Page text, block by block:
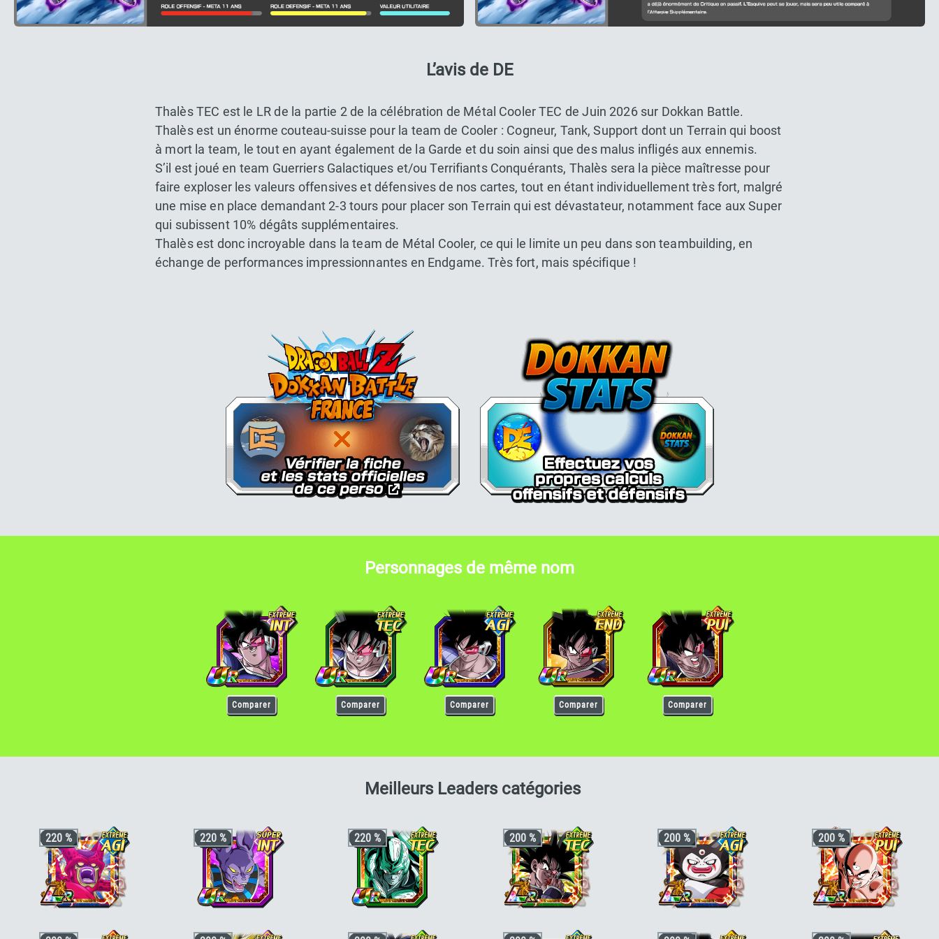
L’avis de DE
Thalès TEC est le LR de la partie 2 de la célébration de Métal Cooler TEC de Juin 2026 sur Dokkan Battle.
Thalès est un énorme couteau-suisse pour la team de Cooler : Cogneur, Tank, Support dont un Terrain qui boost
à mort la team, le tout en ayant également de la Garde et du soin ainsi que des malus infligés aux ennemis.
S’il est joué en team Guerriers Galactiques et/ou Terrifiants Conquérants, Thalès sera la pièce maîtresse pour
faire exploser les valeurs offensives et défensives de nos cartes, tout en étant individuellement très fort, malgré
une mise en place demandant 2-3 tours pour placer son Terrain qui est dévastateur, notamment face aux Super
qui subissent 10% dégâts supplémentaires.
Thalès est donc incroyable dans la team de Métal Cooler, ce qui le limite un peu dans son teambuilding, en
échange de performances impressionnantes en Endgame. Très fort, mais spécifique !
Dokkan Essentials x Dragon Ball Z Dokkan battle France
Personnages de même nom
Comparer Comparer Comparer Comparer Comparer
Meilleurs Leaders catégoriespour Thalès [TEC]
220 %
+4 ki, +220% stats pour la catégorie
220 %
+3 ki, +200% HP & +170% ATT/DEF
220 %
+3 ki, +200% HP & +170% ATT/DEF
200 %
+3 ki, +200% stats pour la catégorie
200 %
+3 ki, +200% stats pour la catégorie
200 %
+3 ki, +200% stats pour la catégorie